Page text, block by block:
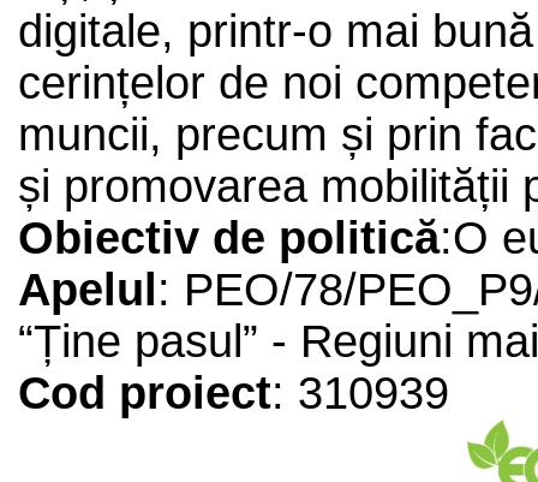
digitale, printr-o mai
cerințelor de noi
muncii, precum și prin
și promovarea mobilității
Obiectiv de politică:O
Apelul : PEO/78/
“Ține pasul” - Regiuni
Cod proiect: 310939